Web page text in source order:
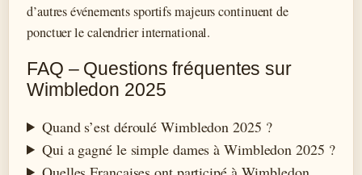
d’autres événements sportifs majeurs continuent de
ponctuer le calendrier international.
FAQ – Questions fréquentes sur
Wimbledon 2025
Quand s’est déroulé Wimbledon 2025 ?
Qui a gagné le simple dames à Wimbledon 2025 ?